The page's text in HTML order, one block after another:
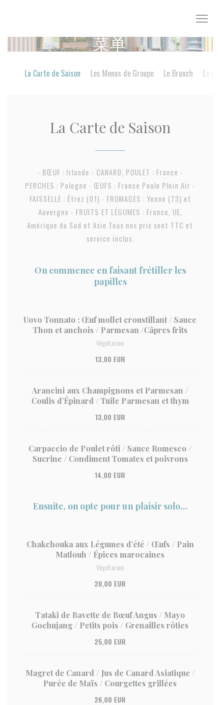
菜单
La Carte de Saison Les Menus de Groupe Le Brunch La
La Carte de Saison
- BŒUF : Irlande - CANARD, POULET : France -
PERCHES : Pologne - ŒUFS : France Poule Plein Air -
FAISSELLE : Étrez (01) - FROMAGES : Yenne (73) et
Auvergne - FRUITS ET LÉGUMES : France, UE,
Amérique du Sud et Asie Tous nos prix sont TTC et
service inclus.
On commence en faisant frétiller les
papilles
Uovo Tonnato : Œuf mollet croustillant / Sauce
Thon et anchois / Parmesan /Câpres frits
Végétarien
13,00 EUR
Arancini aux Champignons et Parmesan /
Coulis d’Épinard / Tuile Parmesan et thym
13,00 EUR
Carpaccio de Poulet rôti / Sauce Romesco /
Sucrine / Condiment Tomates et poivrons
14,00 EUR
Ensuite, on opte pour un plaisir solo...
Chakchouka aux Légumes d’été / Œufs / Pain
Matlouh / Épices marocaines
Végétarien
20,00 EUR
Tataki de Bavette de Bœuf Angus / Mayo
Gochujang / Petits pois / Grenailles rôties
25,00 EUR
Magret de Canard / Jus de Canard Asiatique /
Purée de Maïs / Courgettes grillées
26,00 EUR